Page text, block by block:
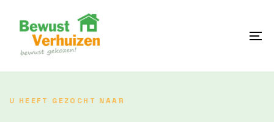
content
U HEEFT GEZOCHT NAAR